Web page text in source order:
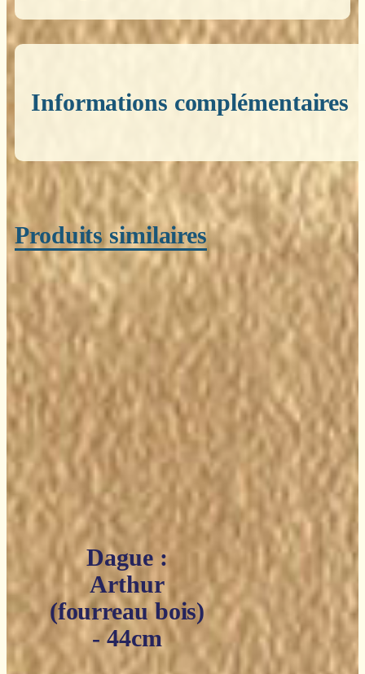
Informations complémentaires
Produits similaires
Dague :
Arthur
(fourreau bois)
- 44cm